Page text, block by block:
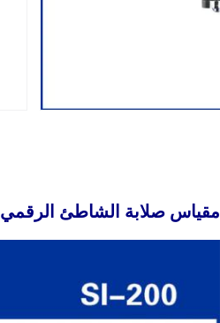
مقياس صلابة الشاطئ الرقمي